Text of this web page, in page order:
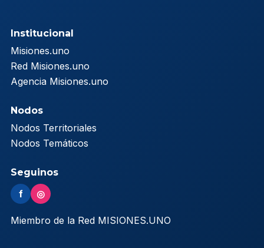
Institucional
Misiones.uno
Red Misiones.uno
Agencia Misiones.uno
Nodos
Nodos Territoriales
Nodos Temáticos
Seguinos
f ◎
Miembro de la Red MISIONES.UNO